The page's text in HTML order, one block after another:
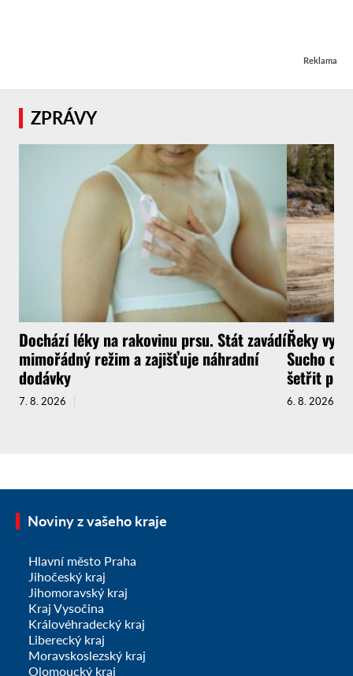
Reklama
ZPRÁVY
Dochází léky na rakovinu prsu. Stát zavádí
mimořádný režim a zajišťuje náhradní
dodávky
7. 8. 2026
Řeky
Sucho
šetřit
6. 8. 2026
Noviny z vašeho kraje
Hlavní město Praha
Jihočeský kraj
Jihomoravský kraj
Kraj Vysočina
Královéhradecký kraj
Liberecký kraj
Moravskoslezský kraj
Olomoucký kraj